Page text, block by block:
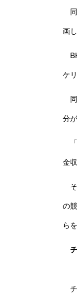
画
ケ
分
金
の
ら